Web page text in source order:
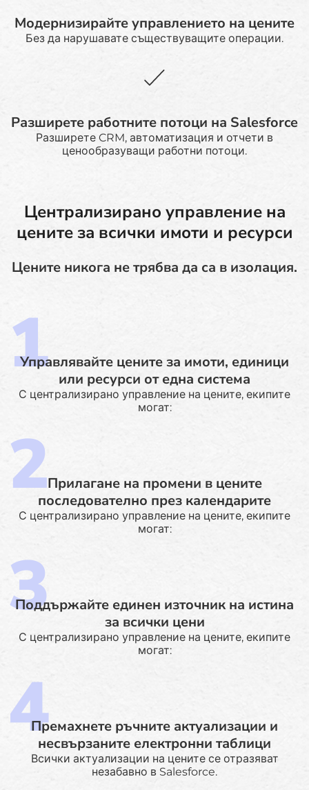
Модернизирайте управлението на цените
Без да нарушавате съществуващите операции.
Разширете работните потоци на Salesforce
Разширете CRM, автоматизация и отчети в
ценообразуващи работни потоци.
Централизирано управление на
цените за всички имоти и ресурси
Цените никога не трябва да са в изолация.
Управлявайте цените за имоти, единици
или ресурси от една система
С централизирано управление на цените, екипите
могат:
Прилагане на промени в цените
последователно през календарите
С централизирано управление на цените, екипите
могат:
Поддържайте единен източник на истина
за всички цени
С централизирано управление на цените, екипите
могат:
Премахнете ръчните актуализации и
несвързаните електронни таблици
Всички актуализации на цените се отразяват
незабавно в Salesforce.